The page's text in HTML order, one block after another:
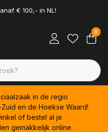
€ 100,- in NL!
0
in de regio
en de Hoekse Waard!
of bestel al je
gemakkelijk online.